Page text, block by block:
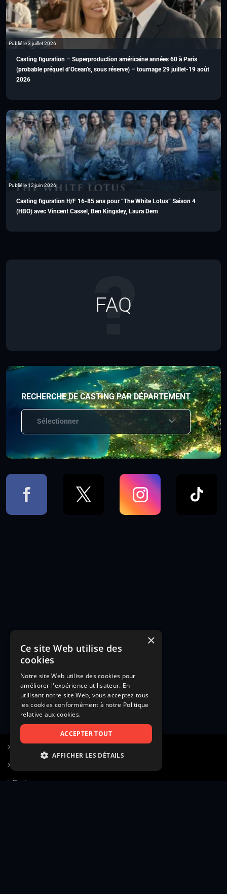
Publié le 3 juillet 2026
Casting figuration – Superproduction américaine années 60 à Paris
(probable préquel d’Ocean’s, sous réserve) – tournage 29 juillet-19 août
2026
Publié le 12 juin 2026
Casting figuration H/F 16-85 ans pour “The White Lotus” Saison 4
(HBO) avec Vincent Cassel, Ben Kingsley, Laura Dern
FAQ
RECHERCHE DE CASTING PAR DÉPARTEMENT
Sélectionner
Poster une annonce
×
Ce site Web utilise des
cookies
Notre site Web utilise des cookies pour
améliorer l'expérience utilisateur. En
utilisant notre site Web, vous acceptez tous
les cookies conformément à notre Politique
relative aux cookies.
ACCEPTER TOUT
AFFICHER LES DÉTAILS